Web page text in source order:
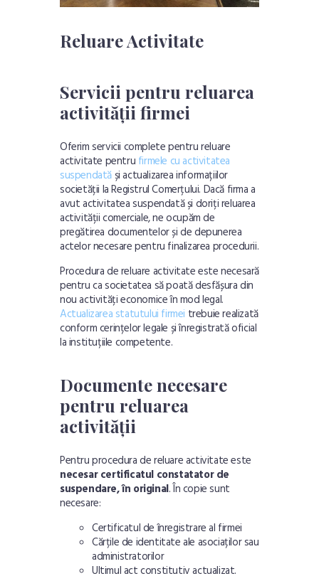
Reluare Activitate
Servicii pentru reluarea
activității firmei
Oferim servicii complete pentru reluare
activitate pentru firmele cu activitatea
suspendată și actualizarea informațiilor
societății la Registrul Comerțului. Dacă firma a
avut activitatea suspendată și doriți reluarea
activității comerciale, ne ocupăm de
pregătirea documentelor și de depunerea
actelor necesare pentru finalizarea procedurii.
Procedura de reluare activitate este necesară
pentru ca societatea să poată desfășura din
nou activități economice în mod legal.
Actualizarea statutului firmei trebuie realizată
conform cerințelor legale și înregistrată oficial
la instituțiile competente.
Documente necesare
pentru reluarea
activității
Pentru procedura de reluare activitate este
necesar certificatul constatator de
suspendare, în original. În copie sunt
necesare:
Certificatul de înregistrare al firmei
Cărțile de identitate ale asociaților sau
administratorilor
Ultimul act constitutiv actualizat.